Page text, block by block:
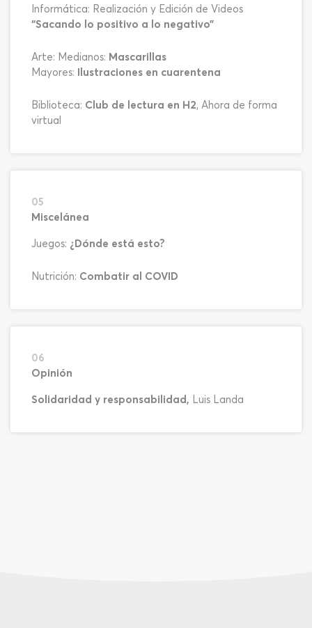
Informática: Realización y Edición de Videos
“Sacando lo positivo a lo negativo”
Arte: Medianos: Mascarillas
Mayores:
Ilustraciones en cuarentena
Biblioteca: Club de lectura en H2, Ahora de forma
virtual
05
Miscelánea
Juegos: ¿Dónde está esto?
Nutrición: Combatir al COVID
06
Opinión
Solidaridad y responsabilidad, Luis Landa